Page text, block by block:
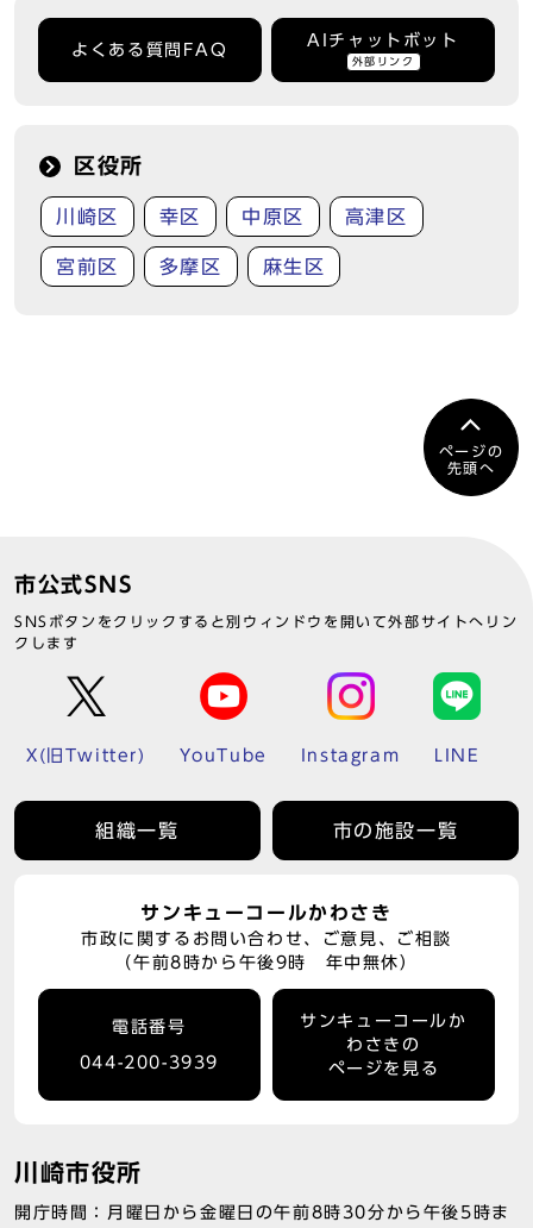
よくある質問FAQ
AIチャットボット
外部リンク
区役所
川崎区 幸区 中原区 高津区
宮前区 多摩区 麻生区
ページの
先頭へ
市公式SNS
SNSボタンをクリックすると別ウィンドウを開いて外部サイトへリン
クします
X(旧Twitter) YouTube Instagram LINE
組織一覧 市の施設一覧
サンキューコールかわさき
市政に関するお問い合わせ、ご意見、ご相談
（午前8時から午後9時 年中無休）
電話番号
044-200-3939
サンキューコールか
わさきの
ページを見る
川崎市役所
開庁時間：月曜日から金曜日の午前8時30分から午後5時ま